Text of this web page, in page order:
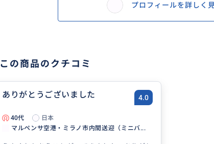
プロフィールを詳しく
この商品のクチコミ
ありがとうございました 4.0
40代
日本
マルペンサ空港・ミラノ市内間送迎（ミニバ...